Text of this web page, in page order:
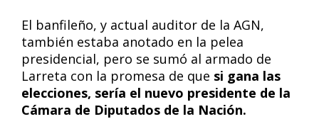
El banfileño, y actual auditor de la AGN,
también estaba anotado en la pelea
presidencial, pero se sumó al armado de
Larreta con la promesa de que si gana las
elecciones, sería el nuevo presidente de la
Cámara de Diputados de la Nación.